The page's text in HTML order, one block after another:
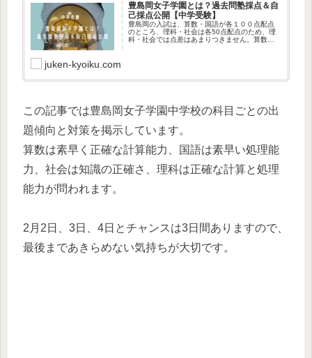
豊島岡女子学園とは？過去問塾採点＆自
己採点公開【中学受験】
豊島岡の入試は、算数・国語が各１００点配点
のところ、理科・社会は各50点配点のため、理
科・社会では点差はあまりつきません。算数と
juken-kyoiku.com
この記事では豊島岡女子学園中学校の科目ごとの出
題傾向と対策を掲示しています。
算数は素早く正確な計算能力、国語は素早い処理能
力、社会は知識の正確さ、理科は正確な計算と処理
能力が問われます。
2月2日、3日、4日とチャンスは3日間ありますので、
最後まであきらめない気持ちが大切です。